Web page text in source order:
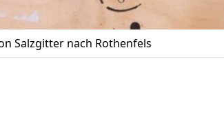
Salzgitter nach Rothenfels